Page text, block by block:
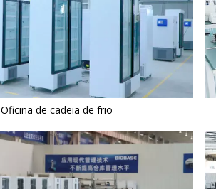
Oficina de cadeia de frio